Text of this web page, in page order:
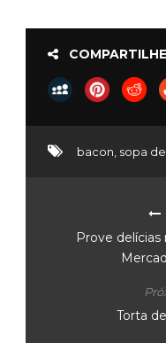
COMPARTILHE
bacon, sopa
Prove
Torta